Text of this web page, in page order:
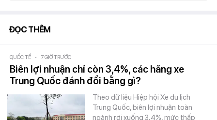
ĐỌC THÊM
QUỐC TẾ - 7 GIỜ TRƯỚC
Biên lợi nhuận chỉ còn 3,4%, các hãng xe
Trung Quốc đánh đổi bằng gì?
Theo dữ liệu Hiệp hội Xe du lịch
Trung Quốc, biên lợi nhuận toàn
ngành rơi xuống 3,4%, mức thấp